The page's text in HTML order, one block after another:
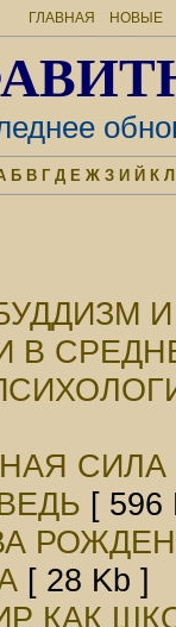
ГЛАВНАЯ НОВЫЕ
Б В Г Д Е Ж З И Й К Л
В
СИЛА
[ 596
[ 28 Kb ]
КАК